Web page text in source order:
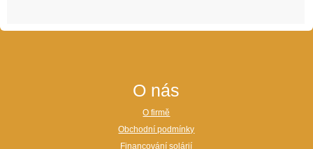
O nás
O firmě
Obchodní podmínky
Financování solárií